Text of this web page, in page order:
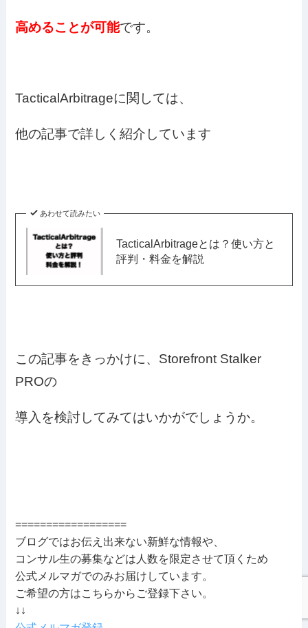
高めることが可能です。
TacticalArbitrageに関しては、
他の記事で詳しく紹介しています
あわせて読みたい
TacticalArbitrageとは？使い方と
評判・料金を解説
この記事をきっかけに、Storefront Stalker
PROの
導入を検討してみてはいかがでしょうか。
==================
ブログではお伝え出来ない新鮮な情報や、
コンサル生の募集などは人数を限定させて頂くため
公式メルマガでのみお届けしています。
ご希望の方はこちらからご登録下さい。
↓↓